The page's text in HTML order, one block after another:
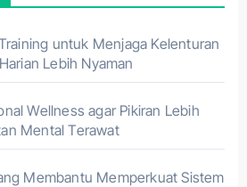
untuk Menjaga Kelenturan
Lebih Nyaman
Wellness agar Pikiran Lebih
Mental Terawat
Membantu Memperkuat Sistem